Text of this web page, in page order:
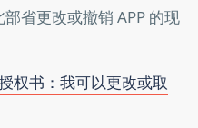
省更改或撤销 APP 的现
权书：我可以更改或取